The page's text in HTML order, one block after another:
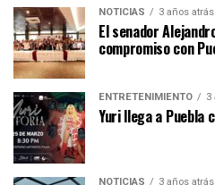
NOTICIAS 3 años atrás
El senador
compromiso con
ENTRETENIMIENTO 3
Yuri llega a Puebla
NOTICIAS 3 años atrás